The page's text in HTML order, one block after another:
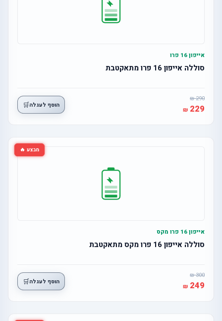
אייפון 16 פרו
סוללה אייפון 16 פרו מתאקטבת
290
229 הוסף לעגלה🛒
מבצע 🔥
אייפון 16 פרו מקס
סוללה אייפון 16 פרו מקס מתאקטבת
300
249 הוסף לעגלה🛒